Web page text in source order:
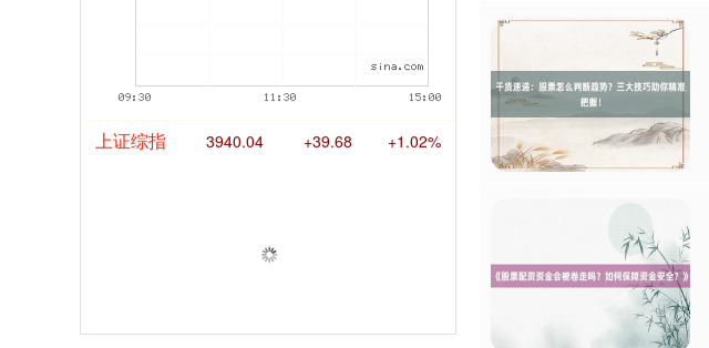
3940.04